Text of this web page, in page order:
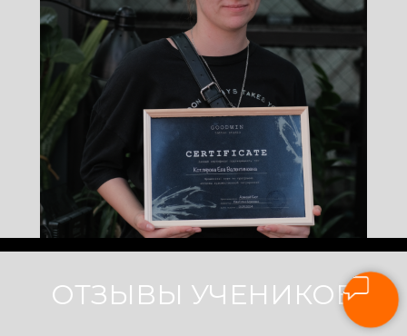
ОТЗЫВЫ УЧЕНИКОВ